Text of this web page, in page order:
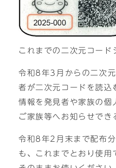
これまでの二次元コード
令和8年3月からの二次
者が二次元コードを読込
情報を発見者や家族の個
ご家族等へお知らせでき
令和8年2月末まで配布
も、これまでとおり使用